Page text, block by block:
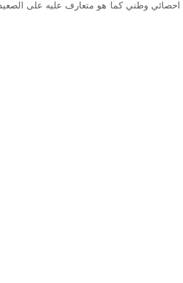
وطني كما هو متعارف عليه على الصعيد